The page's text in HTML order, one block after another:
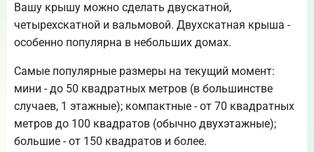
Вашу крышу можно сделать двускатной,
четырехскатной и вальмовой. Двухскатная крыша -
особенно популярна в небольших домах.
Самые популярные размеры на текущий момент:
мини - до 50 квадратных метров (в большинстве
случаев, 1 этажные); компактные - от 70 квадратных
метров до 100 квадратов (обычно двухэтажные);
большие - от 150 квадратов и более.